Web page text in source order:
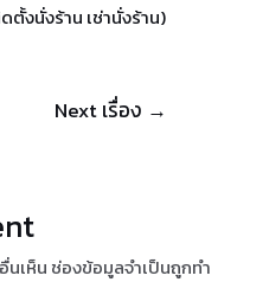
งนั่งร้าน เช่านั่งร้าน)
Next เรื่อง →
นเห็น ช่องข้อมูลจำเป็นถูกทำ